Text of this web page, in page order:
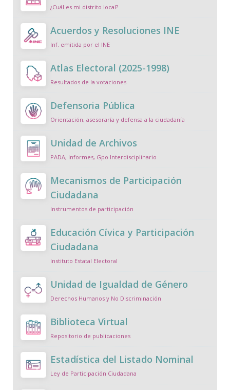
¿Cuál es mi distrito local?
Acuerdos y Resoluciones INE
Inf. emitida por el INE
Atlas Electoral (2025-1998)
Resultados de la votaciones
Defensoria Pública
Orientación, asesoraría y defensa a la ciudadanía
Unidad de Archivos
PADA, Informes, Gpo Interdisciplinario
Mecanismos de Participación
Ciudadana
Instrumentos de participación
Educación Cívica y Participación
Ciudadana
Instituto Estatal Electoral
Unidad de Igualdad de Género
Derechos Humanos y No Discriminación
Biblioteca Virtual
Repositorio de publicaciones
Estadística del Listado Nominal
Ley de Participación Ciudadana